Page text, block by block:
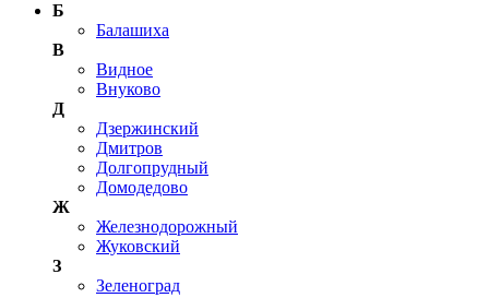
Б
Балашиха
В
Видное
Внуково
Д
Дзержинский
Дмитров
Долгопрудный
Домодедово
Ж
Железнодорожный
Жуковский
З
Зеленоград